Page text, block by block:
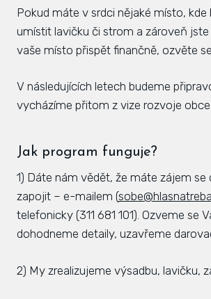
Pokud máte v srdci nějaké místo, kde
umístit lavičku či strom a zároveň jste
vaše místo přispět finančně, ozvěte
V následujících letech budeme
vycházíme přitom z vize rozvoje obce.
Jak program funguje?
1) Dáte nám vědět, že máte zájem se
zapojit – e-mailem (
telefonicky (311 681 101). Ozveme se
dohodneme detaily, uzavřeme
2) My zrealizujeme výsadbu, lavičku,